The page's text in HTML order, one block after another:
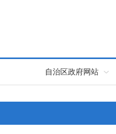
自治区政府网站